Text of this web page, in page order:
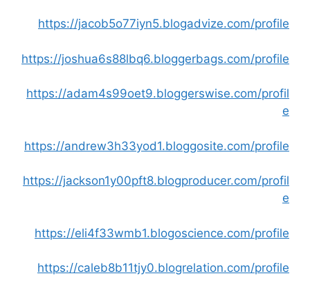
https://jacob5o77iyn5.blogadvize.com/profile
https://joshua6s88lbq6.bloggerbags.com/profile
https://adam4s99oet9.bloggerswise.com/profil
e
https://andrew3h33yod1.bloggosite.com/profile
https://jackson1y00pft8.blogproducer.com/profil
e
https://eli4f33wmb1.blogoscience.com/profile
https://caleb8b11tjy0.blogrelation.com/profile